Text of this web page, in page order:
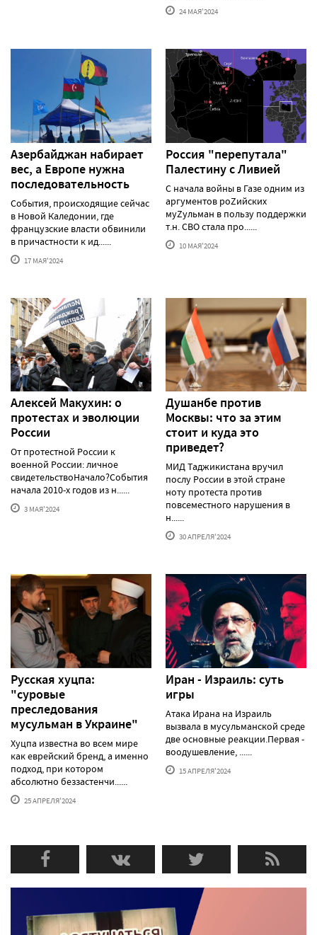
24 МАЯ'2024
Азербайджан набирает
вес, а Европе нужна
последовательность
События, происходящие сейчас
в Новой Каледонии, где
французские власти обвинили
в причастности к ид......
17 МАЯ'2024
Россия "перепутала"
Палестину с Ливией
С начала войны в Газе одним из
аргументов роZийских
муZульман в пользу поддержки
т.н. СВО стала про......
10 МАЯ'2024
Алексей Макуxин: о
протестаx и эволюции
России
От протестной России к
военной России: личное
свидетельствоНачало?События
начала 2010-х годов из н......
3 МАЯ'2024
Душанбе против
Москвы: что за этим
стоит и куда это
приведет?
МИД Таджикистана вручил
послу России в этой стране
ноту протеста против
повсеместного нарушения в
н......
30 АПРЕЛЯ'2024
Русская хуцпа:
"суровые
преследования
мусульман в Украине"
Хуцпа известна во всем мире
как еврейский бренд, а именно
подход, при котором
абсолютно беззастенчи......
25 АПРЕЛЯ'2024
Иран - Израиль: суть
игры
Атака Ирана на Израиль
вызвала в мусульманской среде
две основные реакции.Первая -
воодушевление, ......
15 АПРЕЛЯ'2024